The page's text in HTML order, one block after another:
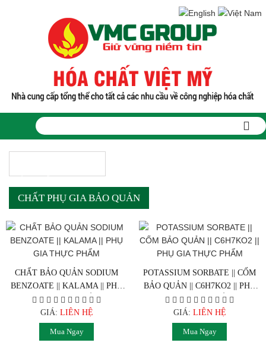
CHẤT PHỤ GIA BẢO QUẢN
CHẤT BẢO QUẢN SODIUM
BENZOATE || KALAMA || PHỤ
GIA THỰC PHẨM
GIÁ: LIÊN HỆ
Mua Ngay
POTASSIUM SORBATE || CỐM
BẢO QUẢN || C6H7KO2 || PHỤ
GIA THỰC PHẨM
GIÁ: LIÊN HỆ
Mua Ngay